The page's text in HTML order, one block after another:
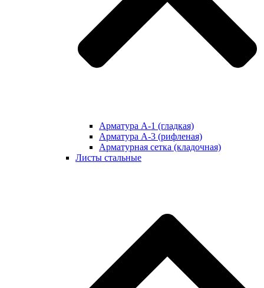
Арматура А-1 (гладкая)
Арматура А-3 (рифленая)
Арматурная сетка (кладочная)
Листы стальные